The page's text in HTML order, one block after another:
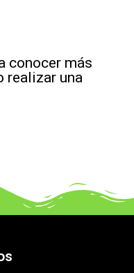
conocer más
realizar una